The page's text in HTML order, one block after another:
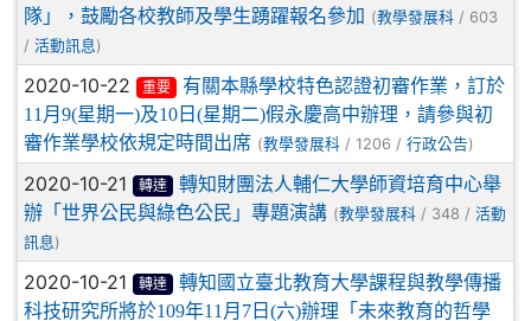
隊」，鼓勵各校教師及學生踴躍報名參加 (教學發展科 / 603
/ 活動訊息 )
2020-10-22 重要
有關本縣學校特色認證初審作業，訂於
11月9(星期一)及10日(星期二)假永慶高中辦理，請參與初
審作業學校依規定時間出席 (教學發展科 / 1206 / 行政公告)
2020-10-21 轉達
轉知財團法人輔仁大學師資培育中心舉
辦「世界公民與綠色公民」專題演講 (教學發展科 / 348 / 活動
訊息 )
2020-10-21 轉達
轉知國立臺北教育大學課程與教學傳播
科技研究所將於109年11月7日(六)辦理「未來教育的哲學